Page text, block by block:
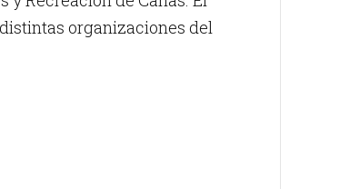
organizaciones del